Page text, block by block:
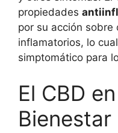
propiedades
por su acción sobre
inflamatorios, lo
simptomático para
El CBD